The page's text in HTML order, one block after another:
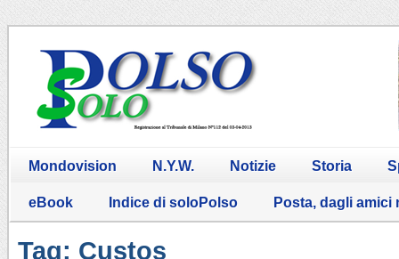
Mondovision N.Y.W. Notizie Storia
eBook Indice di soloPolso Posta, dagli amici
Tag: Custos